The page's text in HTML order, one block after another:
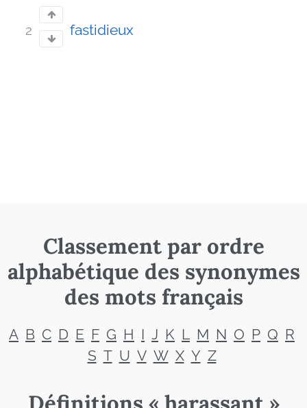
2 fastidieux
Classement par ordre
alphabétique des synonymes
des mots français
A B C D E F G H I J K L M N O P Q R
S T U V W X Y Z